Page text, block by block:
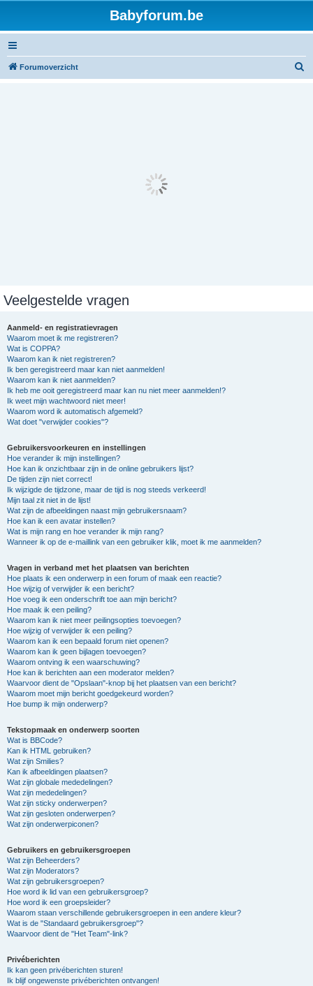
Babyforum.be
Forumoverzicht
Veelgestelde vragen
Aanmeld- en registratievragen
Waarom moet ik me registreren?
Wat is COPPA?
Waarom kan ik niet registreren?
Ik ben geregistreerd maar kan niet aanmelden!
Waarom kan ik niet aanmelden?
Ik heb me ooit geregistreerd maar kan nu niet meer aanmelden!?
Ik weet mijn wachtwoord niet meer!
Waarom word ik automatisch afgemeld?
Wat doet "verwijder cookies"?
Gebruikersvoorkeuren en instellingen
Hoe verander ik mijn instellingen?
Hoe kan ik onzichtbaar zijn in de online gebruikers lijst?
De tijden zijn niet correct!
Ik wijzigde de tijdzone, maar de tijd is nog steeds verkeerd!
Mijn taal zit niet in de lijst!
Wat zijn de afbeeldingen naast mijn gebruikersnaam?
Hoe kan ik een avatar instellen?
Wat is mijn rang en hoe verander ik mijn rang?
Wanneer ik op de e-maillink van een gebruiker klik, moet ik me aanmelden?
Vragen in verband met het plaatsen van berichten
Hoe plaats ik een onderwerp in een forum of maak een reactie?
Hoe wijzig of verwijder ik een bericht?
Hoe voeg ik een onderschrift toe aan mijn bericht?
Hoe maak ik een peiling?
Waarom kan ik niet meer peilingsopties toevoegen?
Hoe wijzig of verwijder ik een peiling?
Waarom kan ik een bepaald forum niet openen?
Waarom kan ik geen bijlagen toevoegen?
Waarom ontving ik een waarschuwing?
Hoe kan ik berichten aan een moderator melden?
Waarvoor dient de "Opslaan"-knop bij het plaatsen van een bericht?
Waarom moet mijn bericht goedgekeurd worden?
Hoe bump ik mijn onderwerp?
Tekstopmaak en onderwerp soorten
Wat is BBCode?
Kan ik HTML gebruiken?
Wat zijn Smilies?
Kan ik afbeeldingen plaatsen?
Wat zijn globale mededelingen?
Wat zijn mededelingen?
Wat zijn sticky onderwerpen?
Wat zijn gesloten onderwerpen?
Wat zijn onderwerpiconen?
Gebruikers en gebruikersgroepen
Wat zijn Beheerders?
Wat zijn Moderators?
Wat zijn gebruikersgroepen?
Hoe word ik lid van een gebruikersgroep?
Hoe word ik een groepsleider?
Waarom staan verschillende gebruikersgroepen in een andere kleur?
Wat is de "Standaard gebruikersgroep"?
Waarvoor dient de "Het Team"-link?
Privéberichten
Ik kan geen privéberichten sturen!
Ik blijf ongewenste privéberichten ontvangen!